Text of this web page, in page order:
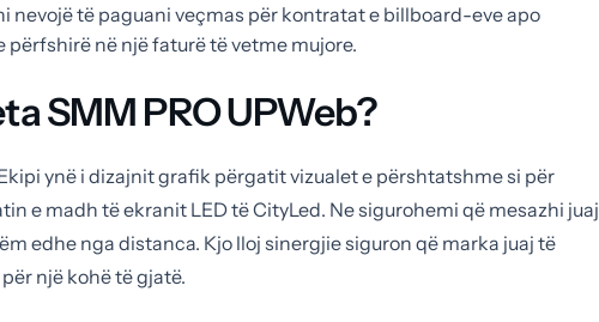
nevojë të paguani veçmas për kontratat e billboard-eve apo
përfshirë në një faturë të vetme mujore.
SMM PRO UPWeb?
ynë i dizajnit grafik përgatit vizualet e përshtatshme si për
e madh të ekranit LED të CityLed. Ne sigurohemi që mesazhi juaj
edhe nga distanca. Kjo lloj sinergjie siguron që marka juaj të
një kohë të gjatë.